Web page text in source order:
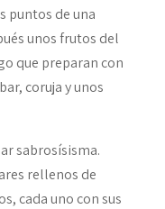
puntos de una
unos frutos del
que preparan con
coruja y unos
sabrosísisma.
rellenos de
cada uno con sus